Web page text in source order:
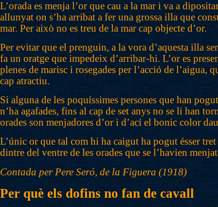
L’orada es menja l’or que cau a la mar i va a
allunyat on s’ha arribat a fer una grossa illa que
mar. Per això no es treu de la mar cap objecte d’or.
Per evitar que el prenguin, a la vora d’aquesta illa
fa un oratge que impedeix d’arribar-hi. L’or es
plenes de marisc i rosegades per l’acció de l’aigua,
cap atractiu.
Si alguna de les poquíssimes persones que han
n’ha agafades, fins al cap de set anys no se li han
orades son menjadores d’or i d’ací el bonic color
L’únic or que tal com hi ha caigut ha pogut ésser tret
dintre del ventre de les orades que se l’havien
Contada per Pere Seró, de la Figuera (1918)
Per què els dofins no fan de cavall